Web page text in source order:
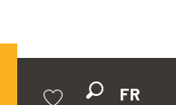
FR